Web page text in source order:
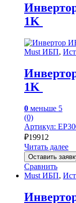
1K
Must ИБП,
1K
0 меньше 5
(0)
Артикул:
₽19912
Читать далее
Оставить
Сравнить
Must ИБП,